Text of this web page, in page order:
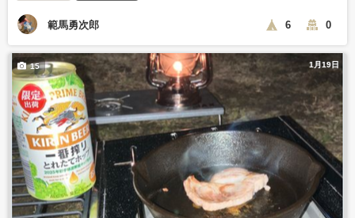
範馬勇次郎 6 0
1月19日
15